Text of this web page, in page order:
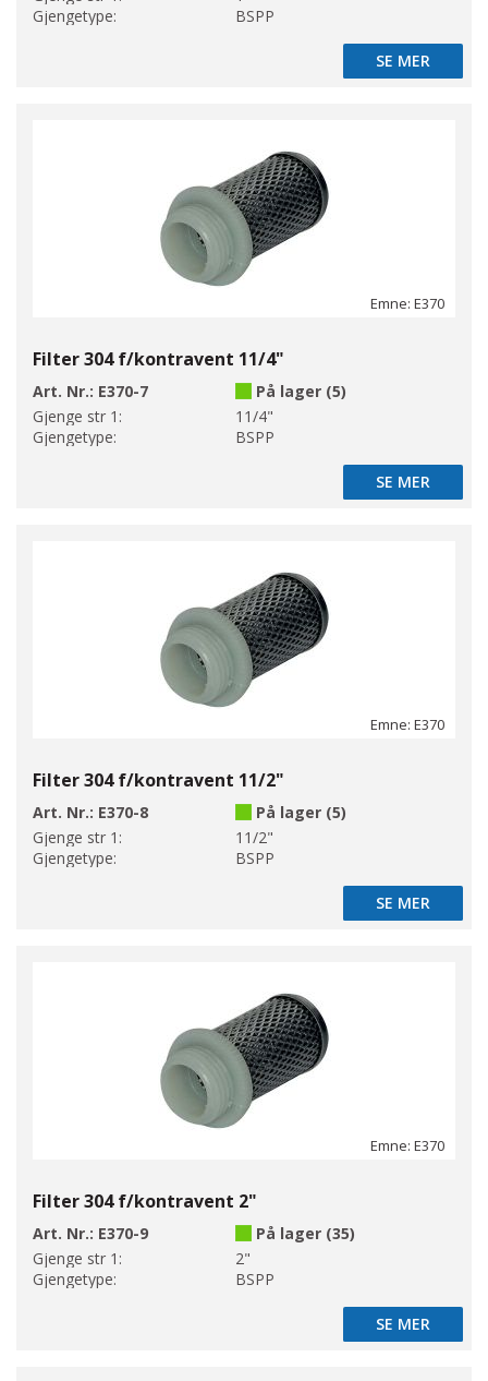
Gjengetype:
BSPP
SE MER
SE MER
Emne: E370
Filter 304 f/kontravent 11/4"
Art. Nr.: E370-7
På lager (5)
Gjenge str 1:
11/4"
Gjengetype:
BSPP
SE MER
SE MER
Emne: E370
Filter 304 f/kontravent 11/2"
Art. Nr.: E370-8
På lager (5)
Gjenge str 1:
11/2"
Gjengetype:
BSPP
SE MER
SE MER
Emne: E370
Filter 304 f/kontravent 2"
Art. Nr.: E370-9
På lager (35)
Gjenge str 1:
2"
Gjengetype:
BSPP
SE MER
SE MER